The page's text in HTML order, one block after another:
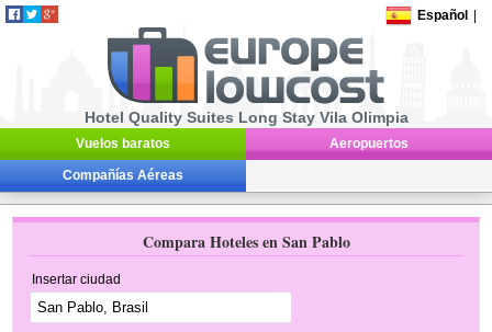
Español
Hotel Quality Suites Long Stay Vila Olimpia
Vuelos baratos Aeropuertos
Compañías Aéreas
Compara Hoteles en San Pablo
Insertar ciudad